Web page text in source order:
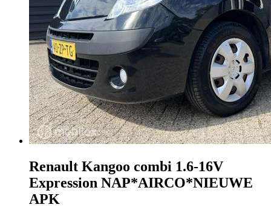
Renault Kangoo combi 1.6-16V
Expression NAP*AIRCO*NIEUWE
APK